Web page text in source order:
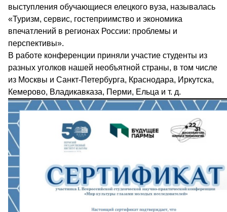
выступления обучающиеся елецкого вуза, называлась
«Туризм, сервис, гостеприимство и экономика
впечатлений в регионах России: проблемы и
перспективы».
В работе конференции приняли участие студенты из
разных уголков нашей необъятной страны, в том числе
из Москвы и Санкт-Петербурга, Краснодара, Иркутска,
Кемерово, Владикавказа, Перми, Ельца и т. д.